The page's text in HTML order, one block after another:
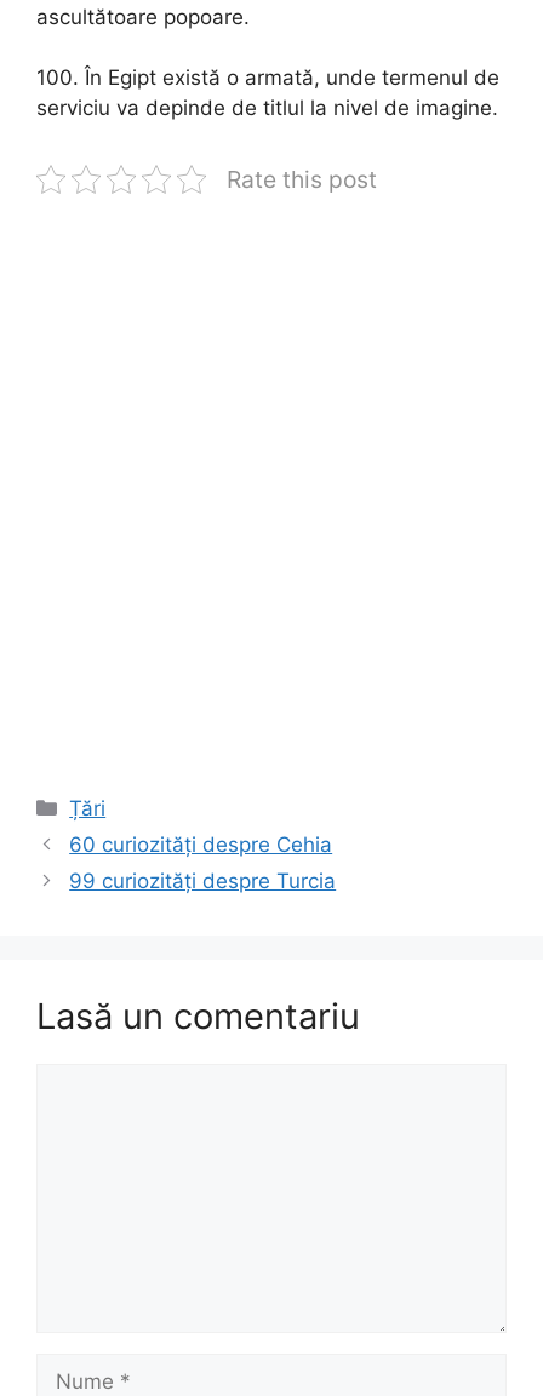
ascultătoare popoare.
100. În Egipt există o armată, unde termenul de
serviciu va depinde de titlul la nivel de imagine.
Rate this post
Categorii
Țări
60 curiozități despre Cehia
99 curiozități despre Turcia
Lasă un comentariu
Nume